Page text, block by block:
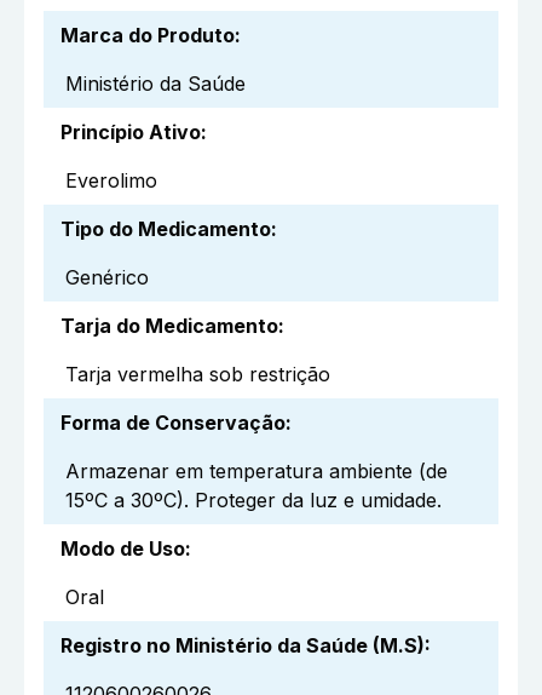
Marca do Produto:
Ministério da Saúde
Princípio Ativo:
Everolimo
Tipo do Medicamento:
Genérico
Tarja do Medicamento:
Tarja vermelha sob restrição
Forma de Conservação:
Armazenar em temperatura ambiente (de
15ºC a 30ºC). Proteger da luz e umidade.
Modo de Uso:
Oral
Registro no Ministério da Saúde (M.S):